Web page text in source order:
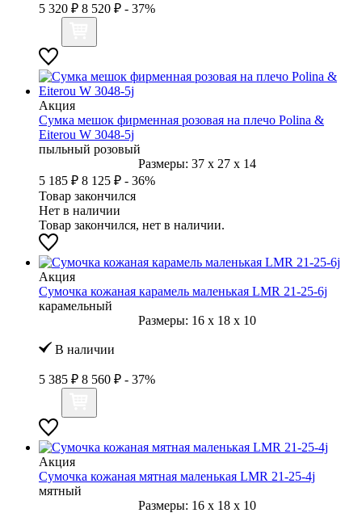
5 320 ₽ 8 520 ₽ - 37%
Акция
Сумка мешок фирменная розовая на плечо Polina &
Eiterou W 3048-5j
пыльный розовый
Размеры: 37 x 27 x 14
5 185 ₽ 8 125 ₽ - 36%
Товар закончился
Нет в наличии
Товар закончился, нет в наличии.
Акция
Сумочка кожаная карамель маленькая LMR 21-25-6j
карамельный
Размеры: 16 x 18 x 10
В наличии
5 385 ₽ 8 560 ₽ - 37%
Акция
Сумочка кожаная мятная маленькая LMR 21-25-4j
мятный
Размеры: 16 x 18 x 10